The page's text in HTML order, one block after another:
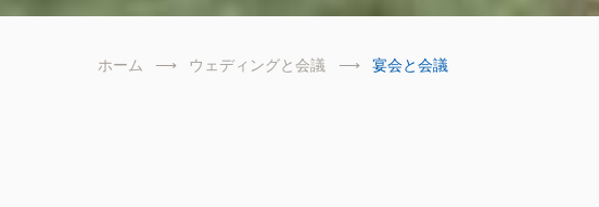
ホーム ウェディングと会議 宴会と会議